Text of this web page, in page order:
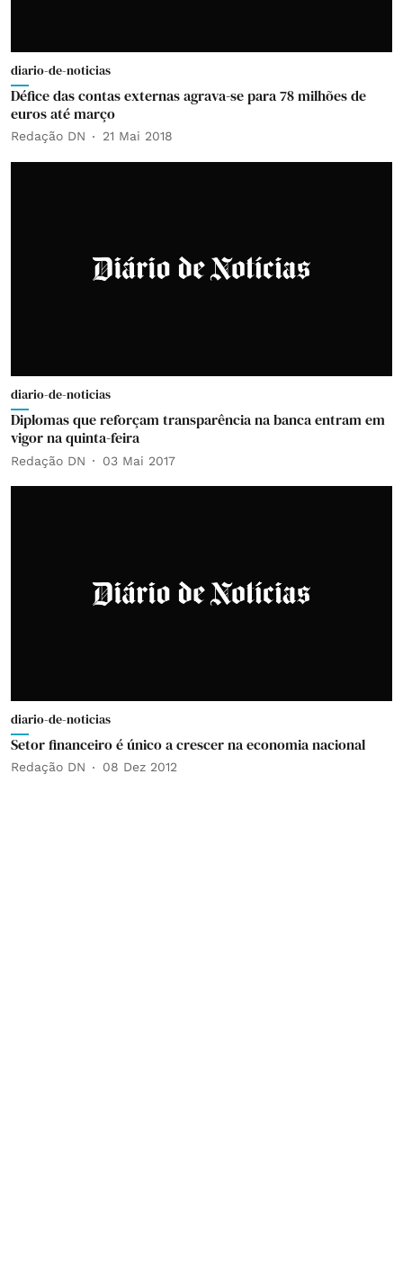
diario-de-noticias
Défice das contas externas agrava-se para 78 milhões de
euros até março
Redação DN 21 Mai 2018
diario-de-noticias
Diplomas que reforçam transparência na banca entram em
vigor na quinta-feira
Redação DN 03 Mai 2017
diario-de-noticias
Setor financeiro é único a crescer na economia nacional
Redação DN 08 Dez 2012